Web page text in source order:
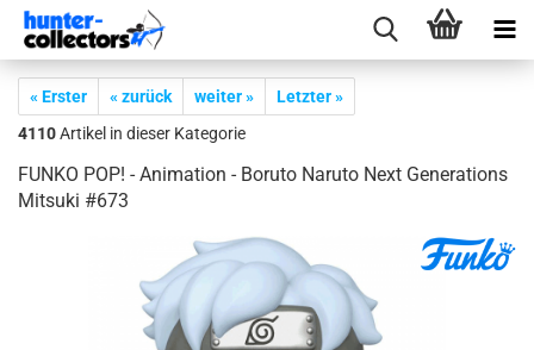
« Erster « zurück weiter »
Letzter »
4110Artikel in dieser Kategorie
FUNKO POP! - Ani­ma­ti­on - Bo­ruto Na­ruto Next Ge­nera­ti­ons
Mit­suki #673